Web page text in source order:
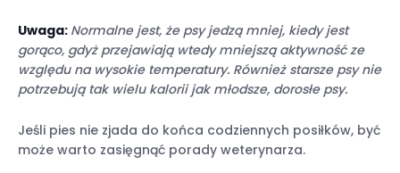
Uwaga: Normalne jest, że psy jedzą mniej, kiedy jest
gorąco, gdyż przejawiają wtedy mniejszą aktywność ze
względu na wysokie temperatury. Również starsze psy nie
potrzebują tak wielu kalorii jak młodsze, dorosłe psy.
Jeśli pies nie zjada do końca codziennych posiłków, być
może warto zasięgnąć porady weterynarza.